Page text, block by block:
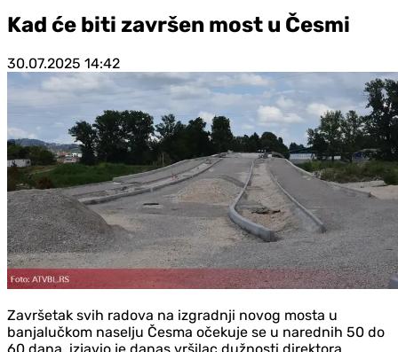
Kad će biti završen most u Česmi
30.07.2025 14:42
Završetak svih radova na izgradnji novog mosta u
banjalučkom naselju Česma očekuje se u narednih 50 do
60 dana, izjavio je danas vršilac dužnosti direktora